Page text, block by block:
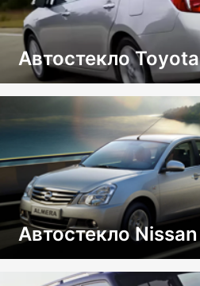
Автостекло Toyota
Автостекло Nissan